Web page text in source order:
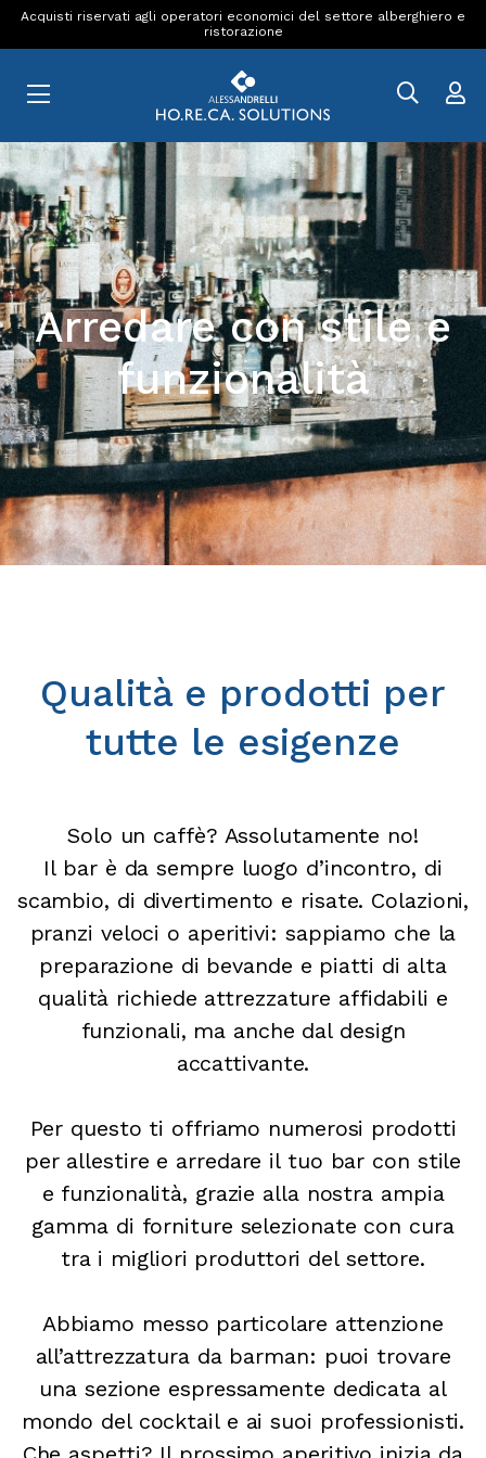
Acquisti riservati agli operatori economici del settore alberghiero e
ristorazione
Arredare con stile e
funzionalità
Qualità e prodotti per
tutte le esigenze
Solo un caffè? Assolutamente no!
Il bar è da sempre luogo d’incontro, di
scambio, di divertimento e risate. Colazioni,
pranzi veloci o aperitivi: sappiamo che la
preparazione di bevande e piatti di alta
qualità richiede attrezzature affidabili e
funzionali, ma anche dal design
accattivante.
Per questo ti offriamo numerosi prodotti
per allestire e arredare il tuo bar con stile
e funzionalità, grazie alla nostra ampia
gamma di forniture selezionate con cura
tra i migliori produttori del settore.
Abbiamo messo particolare attenzione
all’attrezzatura da barman: puoi trovare
una sezione espressamente dedicata al
mondo del cocktail e ai suoi professionisti.